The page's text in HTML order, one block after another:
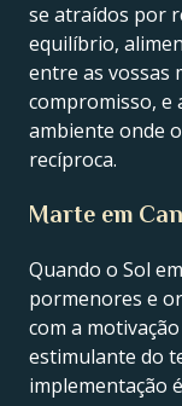
se atraídos por
equilíbrio,
entre as vossas
compromisso, e
ambiente onde
recíproca.
Marte em
Quando o Sol
pormenores e
com a
estimulante do
implementação